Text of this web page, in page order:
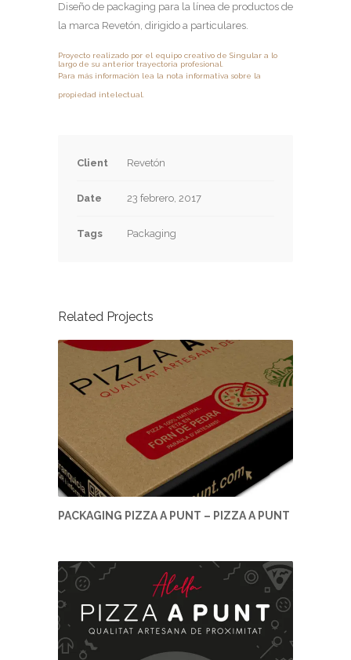
Diseño de packaging para la línea de productos de
la marca Revetón, dirigido a particulares.
Proyecto realizado por el equipo creativo de Singular a lo
largo de su anterior trayectoria profesional.
Para más información lea la nota informativa sobre la
propiedad intelectual.
Client Revetón
Date 23 febrero, 2017
Tags Packaging
Related Projects
PACKAGING PIZZA A PUNT – PIZZA A PUNT